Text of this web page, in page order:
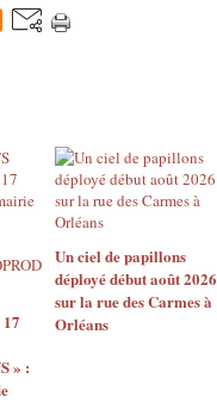
» :
Un ciel de papillons
déployé début août 2026
sur la rue des Carmes à
Orléans